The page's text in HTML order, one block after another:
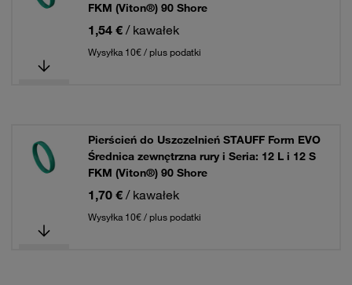
FKM (Viton®) 90 Shore
1,54 € / kawałek
Wysyłka 10€ / plus podatki
Pierścień do Uszczelnień STAUFF Form EVO
Średnica zewnętrzna rury i Seria: 12 L i 12 S
FKM (Viton®) 90 Shore
1,70 € / kawałek
Wysyłka 10€ / plus podatki